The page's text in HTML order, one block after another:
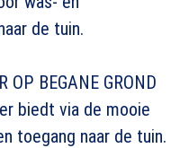
de tuin.
OP BEGANE GROND
biedt via de mooie
toegang naar de tuin.